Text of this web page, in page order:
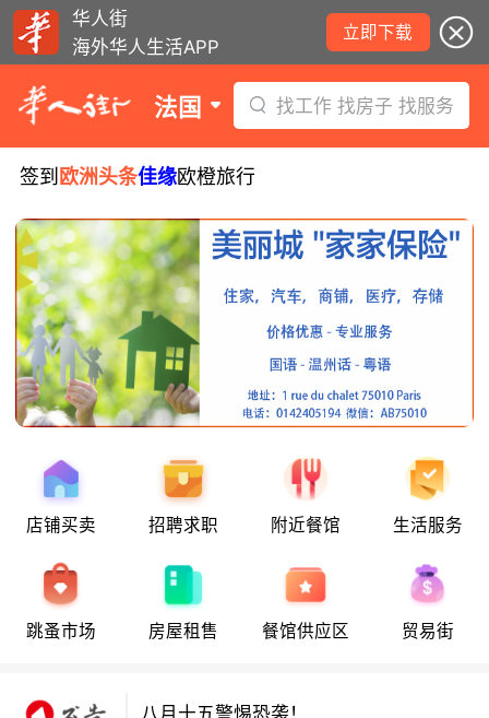
华人街
海外华人生活APP
立即下载
法国 找工作 找房子 找服务
签到 欧洲头条佳缘欧橙旅行
店铺买卖 招聘求职 附近餐馆 生活服务
跳蚤市场 房屋租售 餐馆供应区 贸易街
八月十五警惕恐袭！
八月十五警惕恐袭！